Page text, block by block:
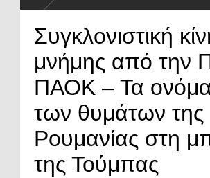
Συγκλονιστική
μνήμης από την
ΠΑΟΚ – Τα
των θυμάτων της
Ρουμανίας στη
της Τούμπας